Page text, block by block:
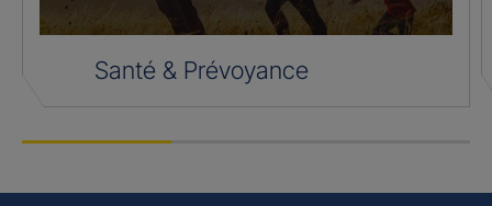
Santé & Prévoyance